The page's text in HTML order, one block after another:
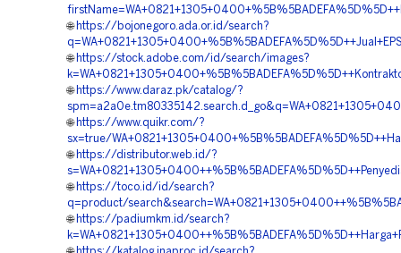
🌐 https://bojonegoro.ada.or.id/search?
🌐 https://stock.adobe.com/id/search/images?
🌐 https://www.daraz.pk/catalog/?
🌐 https://www.quikr.com/?
sx=true/
🌐 https://distributor.web.id/?
🌐 https://toco.id/id/search?
q=product/
🌐 https://padiumkm.id/search?